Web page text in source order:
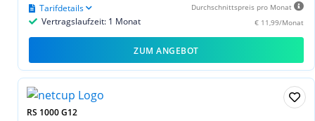
Durchschnittspreis pro Monat
€ 11,99/Monat
Vertragslaufzeit: 1 Monat
Tarifdetails
ZUM ANGEBOT
RS 1000 G12